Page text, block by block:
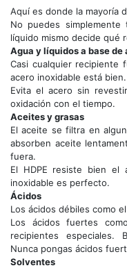
Aquí es donde la mayoría
No puedes simplemente
líquido mismo decide qué
Agua y líquidos a base de
Casi cualquier recipiente
acero inoxidable está
Evita el acero sin
oxidación con el tiempo.
Aceites y grasas
El aceite se filtra en
absorben aceite
fuera.
El HDPE resiste bien el
inoxidable es perfecto.
Ácidos
Los ácidos débiles como
Los ácidos fuertes
recipientes especiales.
Nunca pongas ácidos
Solventes